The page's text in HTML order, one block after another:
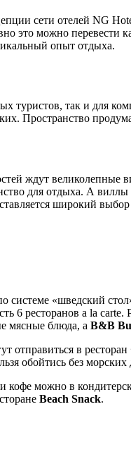
сети отелей NG
это можно
опыт отдыха.
туристов, так и для
Пространство
ждут
для отдыха. А
широкий
системе «шведский
6 ресторанов a la carte.
мясные блюда, а B&B
отправиться в ресторан
обойтись без
кофе можно в
Beach Snack.